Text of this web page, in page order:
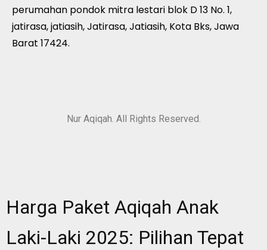
perumahan pondok mitra lestari blok D 13 No. 1,
jatirasa, jatiasih, Jatirasa, Jatiasih, Kota Bks, Jawa
Barat 17424.
Nur Aqiqah. All Rights Reserved.
Harga Paket Aqiqah Anak
Laki-Laki 2025: Pilihan Tepat